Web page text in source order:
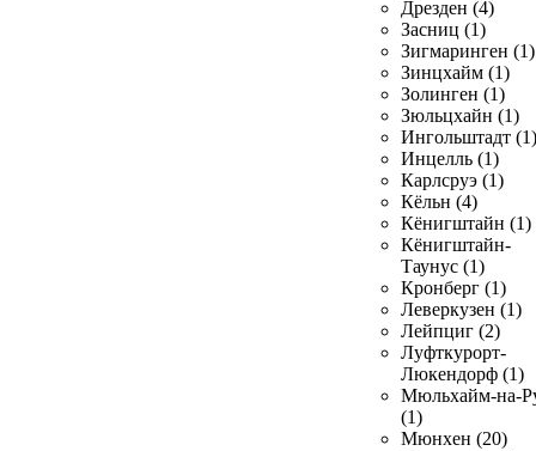
Дрезден (4)
Засниц (1)
Зигмаринген (1)
Зинцхайм (1)
Золинген (1)
Зюльцхайн (1)
Ингольштадт (1)
Инцелль (1)
Карлсруэ (1)
Кёльн (4)
Кёнигштайн (1)
Кёнигштайн-
Таунус (1)
Кронберг (1)
Леверкузен (1)
Лейпциг (2)
Луфткурорт-
Люкендорф (1)
Мюльхайм-на-
(1)
Мюнхен (20)